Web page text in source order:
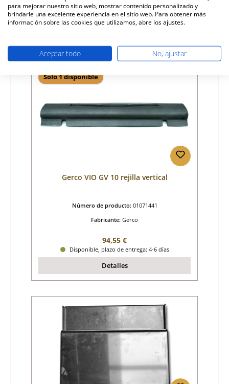
Precio normal:
27,27 €
Disponible, plazo de entrega: 4-6 días
Sólo 1 disponible
Gerco VIO GV 10 rejilla vertical
Número de producto: 01071441
Fabricante: Gerco
Precio normal:
94,55 €
Disponible, plazo de entrega: 4-6 días
Detalles
para mejorar nuestro sitio web, mostrar contenido personalizado y
brindarle una excelente experiencia en el sitio web. Para obtener más
información sobre las cookies que utilizamos, abre los ajustes.
Aceptar todo No, ajustar